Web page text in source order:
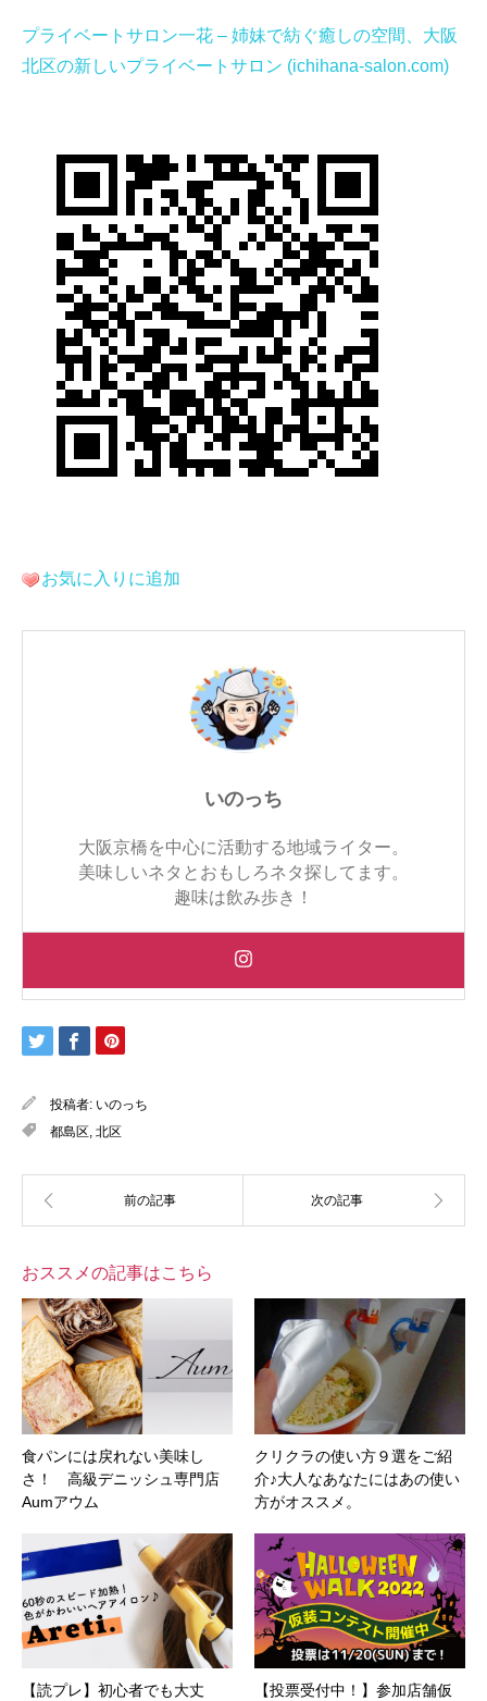
プライベートサロン一花 – 姉妹で紡ぐ癒しの空間、大阪
北区の新しいプライベートサロン (ichihana-salon.com)
お気に入りに追加
いのっち
大阪京橋を中心に活動する地域ライター。
美味しいネタとおもしろネタ探してます。
趣味は飲み歩き！
投稿者: いのっち
都島区, 北区
おススメの記事はこちら
食パンには戻れない美味し
さ！ 高級デニッシュ専門店
Aumアウム
クリクラの使い方９選をご紹
介♪大人なあなたにはあの使い
方がオススメ。
【読プレ】初心者でも大丈
【投票受付中！】参加店舗仮